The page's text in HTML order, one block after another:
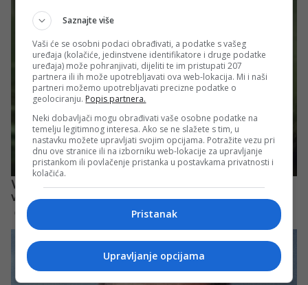
Saznajte više
Vaši će se osobni podaci obrađivati, a podatke s vašeg
uređaja (kolačiće, jedinstvene identifikatore i druge podatke
uređaja) može pohranjivati, dijeliti te im pristupati 207
partnera ili ih može upotrebljavati ova web-lokacija. Mi i naši
partneri možemo upotrebljavati precizne podatke o
geolociranju. Popis partnera.
Neki dobavljači mogu obrađivati vaše osobne podatke na
temelju legitimnog interesa. Ako se ne slažete s tim, u
nastavku možete upravljati svojim opcijama. Potražite vezu pri
dnu ove stranice ili na izborniku web-lokacije za upravljanje
pristankom ili povlačenje pristanka u postavkama privatnosti i
kolačića.
Pristanak
Upravljanje opcijama